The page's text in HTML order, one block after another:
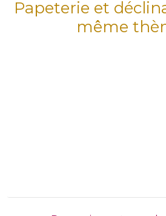
Papeterie et
même